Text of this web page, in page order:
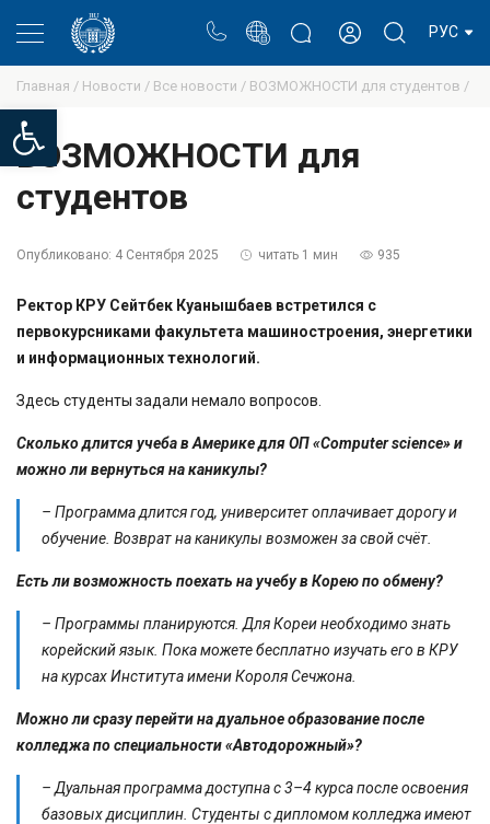
Open toolbar
РУС
Главная / Новости / Все новости / ВОЗМОЖНОСТИ для студентов /
ВОЗМОЖНОСТИ для
студентов
Опубликовано: 4 Сентября 2025 читать 1 мин 935
Ректор КРУ Сейтбек Куанышбаев встретился с
первокурсниками факультета машиностроения, энергетики
и информационных технологий.
Здесь студенты задали немало вопросов.
Сколько длится учеба в Америке для ОП «Computer science» и
можно ли вернуться на каникулы?
– Программа длится год, университет оплачивает дорогу и
обучение. Возврат на каникулы возможен за свой счёт.
Есть ли возможность поехать на учебу в Корею по обмену?
– Программы планируются. Для Кореи необходимо знать
корейский язык. Пока можете бесплатно изучать его в КРУ
на курсах Института имени Короля Сечжона.
Можно ли сразу перейти на дуальное образование после
колледжа по специальности «Автодорожный»?
– Дуальная программа доступна с 3–4 курса после освоения
базовых дисциплин. Студенты с дипломом колледжа имеют